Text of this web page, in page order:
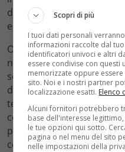
decine di migliaia, mentre
essere seguiti
Ogni oggetto che rientra
nell’atmosfera
se nella grande
disintegrano prima di
terrestre. Ma un satellite
componenti metalliche di
potrebbe sopravvivere
conseguenze
Scopri di più
I tuoi dati personali
informazioni raccolte dal
identificatori univoci e altri
essere condivise con questi
memorizzate oppure
sito. Noi e i nostri partner
localizzazione esatti. Elenco
Alcuni fornitori potrebbero
base dell'interesse
le tue opzioni qui sotto.
pagina o nel menu del sito
nelle impostazioni della